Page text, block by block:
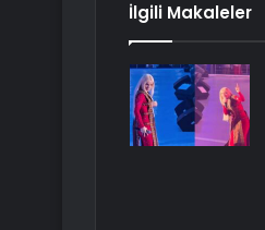
İlgili Makaleler